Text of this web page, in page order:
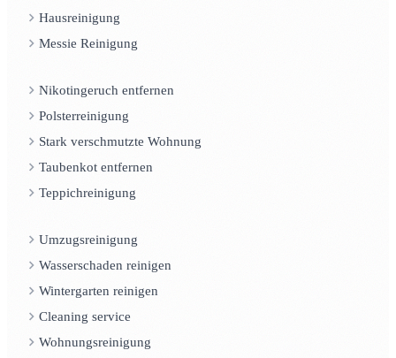
Hausreinigung
Messie Reinigung
Nikotingeruch entfernen
Polsterreinigung
Stark verschmutzte Wohnung
Taubenkot entfernen
Teppichreinigung
Umzugsreinigung
Wasserschaden reinigen
Wintergarten reinigen
Cleaning service
Wohnungsreinigung